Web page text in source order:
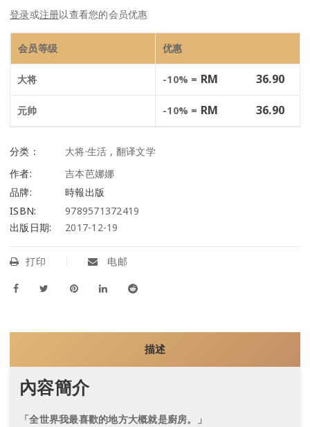
登录或注册以查看您的会员优惠
会员等级 优惠
大将 -10% = RM 36.90
元帅 -10% = RM 36.90
分类： 大将·生活 , 翻译文学
作者:
吉本芭娜娜
品牌:
時報出版
ISBN:
9789571372419
出版日期:
2017-12-19
打印 电邮
描述
內容簡介
「全世界我最喜歡的地方大概就是廚房。」